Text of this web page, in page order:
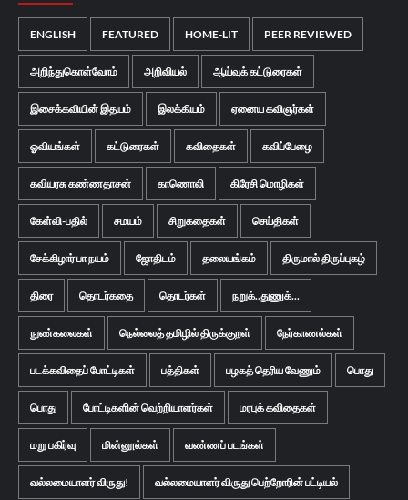
ENGLISH FEATURED HOME-LIT PEER REVIEWED
அறிந்துகொள்வோம் அறிவியல் ஆய்வுக் கட்டுரைகள்
இசைக்கவியின் இதயம் இலக்கியம் ஏனைய கவிஞர்கள்
ஓவியங்கள் கட்டுரைகள் கவிதைகள் கவிப்பேழை
கவியரசு கண்ணதாசன் காணொலி கிரேசி மொழிகள்
கேள்வி-பதில் சமயம் சிறுகதைகள் செய்திகள்
சேக்கிழார் பா நயம் ஜோதிடம் தலையங்கம் திருமால் திருப்புகழ்
திரை தொடர்கதை தொடர்கள் நறுக்..துணுக்...
நுண்கலைகள் நெல்லைத் தமிழில் திருக்குறள் நேர்காணல்கள்
படக்கவிதைப் போட்டிகள் பத்திகள் பழகத் தெரிய வேணும் பொது
பொது போட்டிகளின் வெற்றியாளர்கள் மரபுக் கவிதைகள்
மறு பகிர்வு மின்னூல்கள் வண்ணப் படங்கள்
வல்லமையாளர் விருது! வல்லமையாளர் விருது பெற்றோரின் பட்டியல்